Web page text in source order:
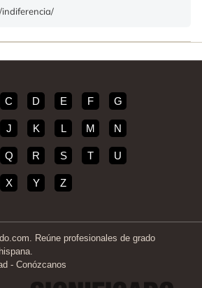
indiferencia/
C D E F G
J K L M N
Q R S T U
X Y Z
Reúne profesionales de grado
- Conózcanos